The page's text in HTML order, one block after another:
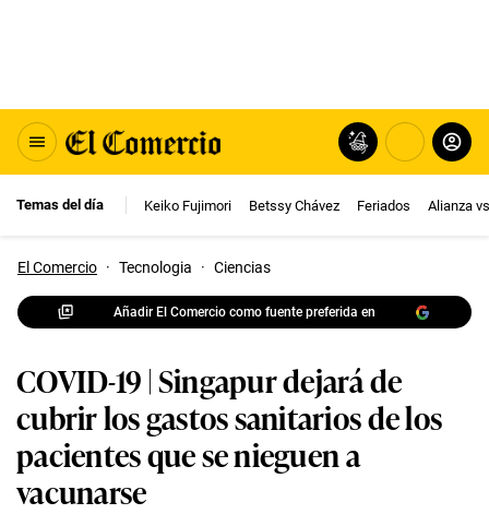
Temas del día Keiko Fujimori Betssy Chávez Feriados Alianza
El Comercio · Tecnologia · Ciencias
Añadir El Comercio como fuente preferida en
COVID-19 | Singapur dejará de
cubrir los gastos sanitarios de los
pacientes que se nieguen a
vacunarse